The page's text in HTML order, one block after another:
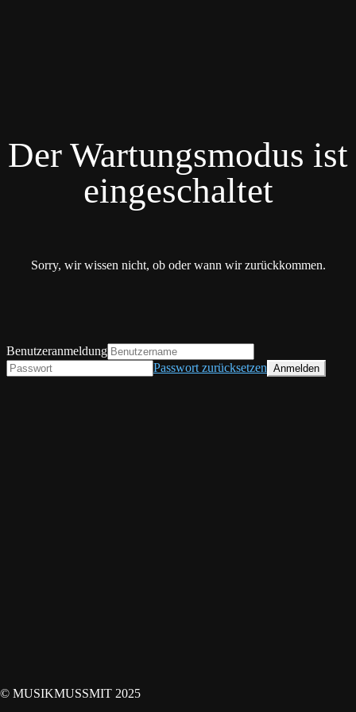
Der Wartungsmodus ist
eingeschaltet
Sorry, wir wissen nicht, ob oder wann wir zurückkommen.
© MUSIKMUSSMIT 2025
Benutzeranmeldung
Passwort zurücksetzen